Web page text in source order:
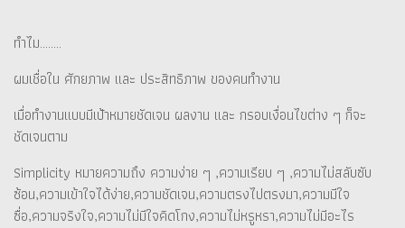
ทำไม........
ผมเชื่อใน ศักยภาพ และ ประสิทธิภาพ ของคนทำงาน
เมื่อทำงานแบบมีเป้าหมายชัดเจน ผลงาน และ กรอบเงื่อนไขต่าง ๆ ก็จะ
ชัดเจนตาม
Simplicity หมายความถึง ความง่าย ๆ ,ความเรียบ ๆ ,ความไม่สลับซับ
ซ้อน,ความเข้าใจได้ง่าย,ความชัดเจน,ความตรงไปตรงมา,ความมีใจ
ซื่อ,ความจริงใจ,ความไม่มีใจคิดโกง,ความไม่หรูหรา,ความไม่มีอะไร